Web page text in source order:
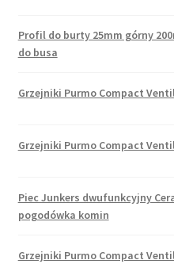
Profil do burty 25mm górny
do busa
Grzejniki Purmo Compact
Grzejniki Purmo Compact
Piec Junkers dwufunkcyjny
pogodówka komin
Grzejniki Purmo Compact